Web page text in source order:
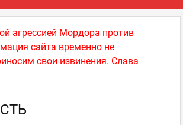
агрессией Мордора против
сайта временно не
свои извинения. Слава